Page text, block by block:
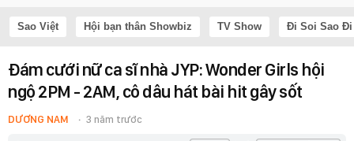
Sao Việt Hội bạn thân Showbiz TV Show Đi Soi Sao Đi
Đám cưới nữ ca sĩ nhà JYP: Wonder Girls hội
ngộ 2PM - 2AM, cô dâu hát bài hit gây sốt
DƯƠNG NAM 3 năm trước